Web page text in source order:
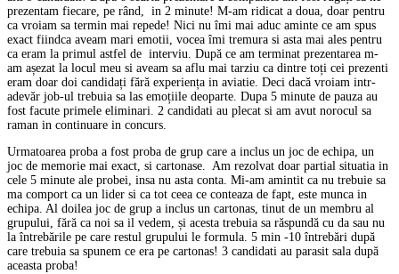
prezentam fiecare, pe rând, in 2 minute! M-am ridicat a doua, doar pentru
ca vroiam sa termin mai repede! Nici nu îmi mai aduc aminte ce am spus
exact fiindca aveam mari emotii, vocea îmi tremura si asta mai ales pentru
ca eram la primul astfel de interviu. După ce am terminat prezentarea m-
am așezat la locul meu si aveam sa aflu mai tarziu ca dintre toți cei prezenti
eram doar doi candidați fără experiența in aviatie. Deci dacă vroiam intr-
adevăr job-ul trebuia sa las emoțiile deoparte. Dupa 5 minute de pauza au
fost facute primele eliminari. 2 candidati au plecat si am avut norocul sa
raman in continuare in concurs.
Urmatoarea proba a fost proba de grup care a inclus un joc de echipa, un
joc de memorie mai exact, si cartonase. Am rezolvat doar partial situatia in
cele 5 minute ale probei, insa nu asta conta. Mi-am amintit ca nu trebuie sa
ma comport ca un lider si ca tot ceea ce conteaza de fapt, este munca in
echipa. Al doilea joc de grup a inclus un cartonas, tinut de un membru al
grupului, fără ca noi sa il vedem, și acesta trebuia sa răspundă cu da sau nu
la întrebările pe care restul grupului le formula. 5 min -10 întrebări după
care trebuia sa spunem ce era pe cartonas! 3 candidati au parasit sala după
aceasta proba!